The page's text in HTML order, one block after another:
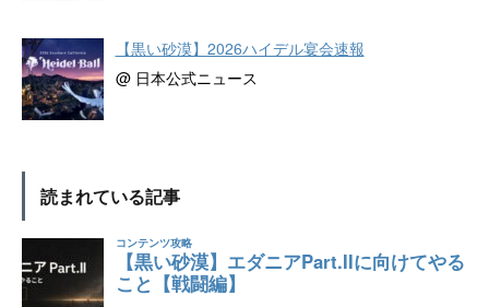
【黒い砂漠】2026ハイデル宴会速報
@ 日本公式ニュース
読まれている記事